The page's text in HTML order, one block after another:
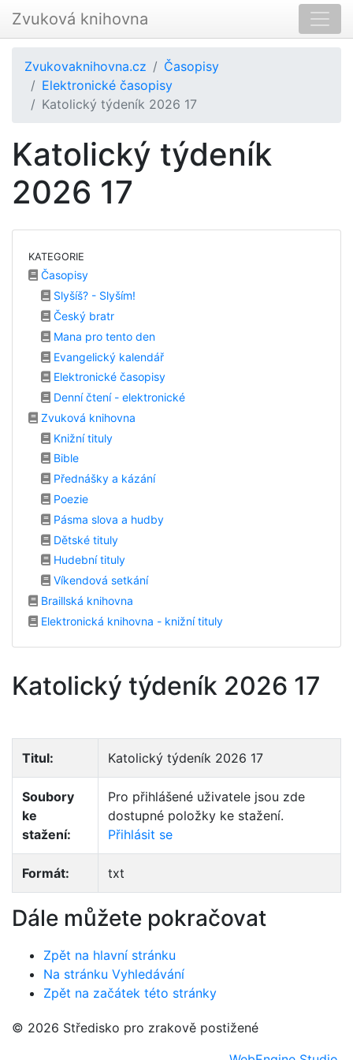
Zvuková knihovna
Zvukovaknihovna.cz
Časopisy
Elektronické časopisy
Katolický týdeník 2026 17
Katolický týdeník
2026 17
KATEGORIE
Časopisy
Slyšíš? - Slyším!
Český bratr
Mana pro tento den
Evangelický kalendář
Elektronické časopisy
Denní čtení - elektronické
Zvuková knihovna
Knižní tituly
Bible
Přednášky a kázání
Poezie
Pásma slova a hudby
Dětské tituly
Hudební tituly
Víkendová setkání
Braillská knihovna
Elektronická knihovna - knižní tituly
Katolický týdeník 2026 17
Titul: Katolický týdeník 2026 17
Soubory
ke
stažení:
Pro přihlášené uživatele jsou zde
dostupné položky ke stažení.
Přihlásit se
Formát: txt
Dále můžete pokračovat
Zpět na hlavní stránku
Na stránku Vyhledávání
Zpět na začátek této stránky
© 2026 Středisko pro zrakově postižené